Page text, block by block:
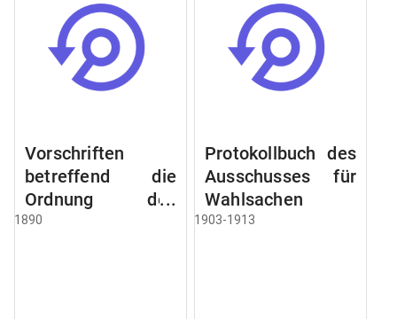
Vorschriften
betreffend die
Ordnung des
Geschäftsganges
1890
Protokollbuch des
Ausschusses für
Wahlsachen
1903-1913